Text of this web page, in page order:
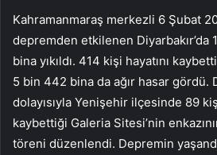
Kahramanmaraş merkezli 6 Şubat
depremden etkilenen Diyarbakır’da
bina yıkıldı. 414 kişi hayatını
5 bin 442 bina da ağır hasar gördü.
dolayısıyla Yenişehir ilçesinde 89
kaybettiği Galeria Sitesi’nin
töreni düzenlendi. Depremin